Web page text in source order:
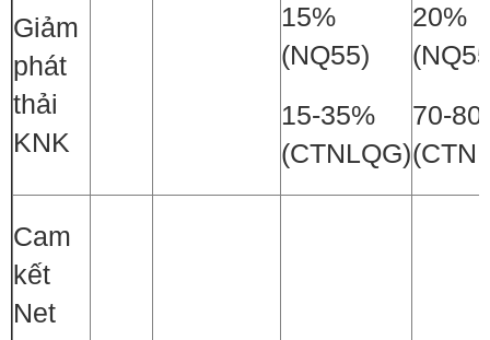
Giảm
phát
thải
KNK
15%
(NQ55)
15-35%
(CTNLQG)
20%
70-
Cam
kết
Net